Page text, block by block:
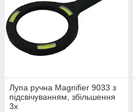
Лупа ручна Magnifier 9033 з
підсвічуванням, збільшення
3х